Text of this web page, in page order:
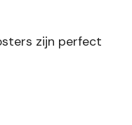
zijn perfect